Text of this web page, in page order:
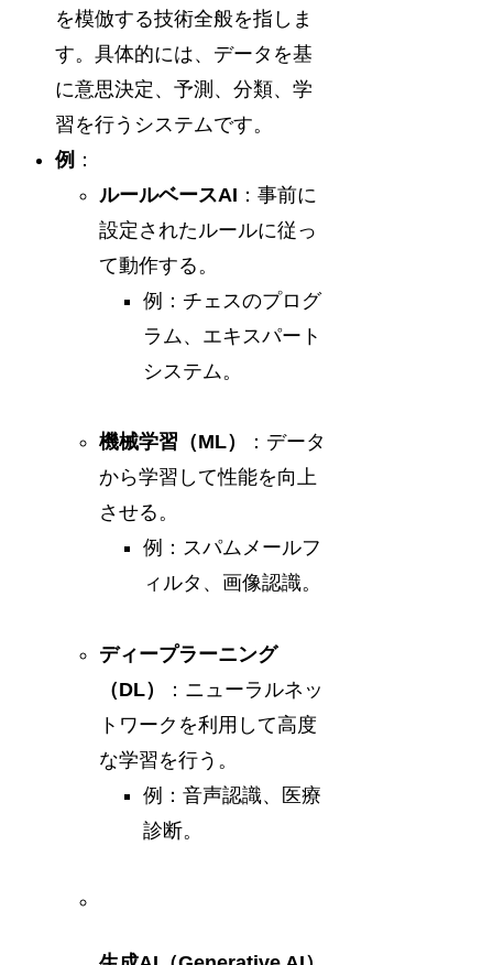
を模倣する技術全般を指しま
す。具体的には、データを基
に意思決定、予測、分類、学
習を行うシステムです。
例 ：
ルールベースAI ：事前に
設定されたルールに従っ
て動作する。
例：チェスのプログ
ラム、エキスパート
システム。
機械学習（ML）
：データ
から学習して性能を向上
させる。
例：スパムメールフ
ィルタ、画像認識。
ディープラーニング
（DL）
：ニューラルネッ
トワークを利用して高度
な学習を行う。
例：音声認識、医療
診断。